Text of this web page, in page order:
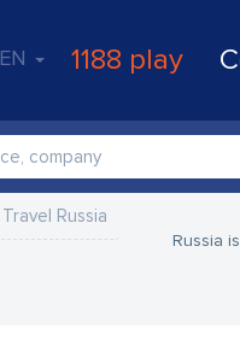
EN 1188 play
Travel Russia
Russia